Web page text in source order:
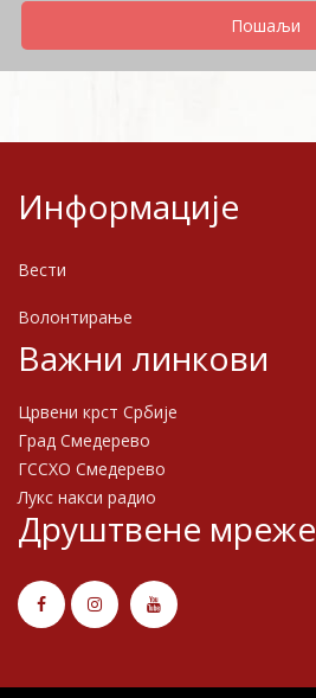
Пошаљи
Информације
Вести
Волонтирање
Важни линкови
Црвени крст Србије
Град Смедерево
ГССХО Смедерево
Лукс накси радио
Друштвене мреже